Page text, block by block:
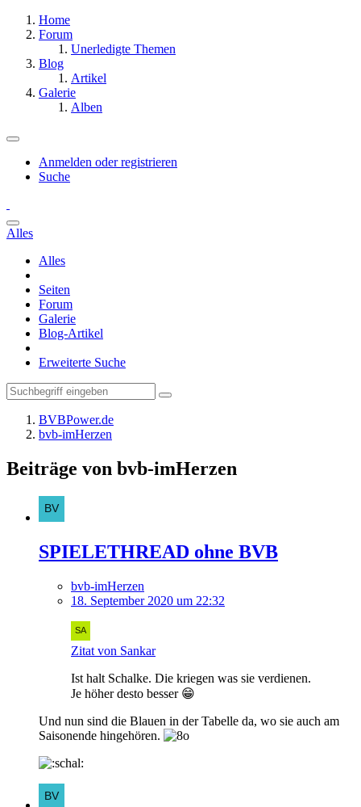
Home
Forum
Unerledigte Themen
Blog
Artikel
Galerie
Alben
Anmelden oder registrieren
Suche
Alles
Alles
Seiten
Forum
Galerie
Blog-Artikel
Erweiterte Suche
BVBPower.de
bvb-imHerzen
Beiträge von bvb-imHerzen
SPIELETHREAD ohne BVB
bvb-imHerzen
18. September 2020 um 22:32
Zitat von Sankar
Ist halt Schalke. Die kriegen was sie verdienen.
Je höher desto besser 😁
Und nun sind die Blauen in der Tabelle da, wo sie auch am
Saisonende hingehören.